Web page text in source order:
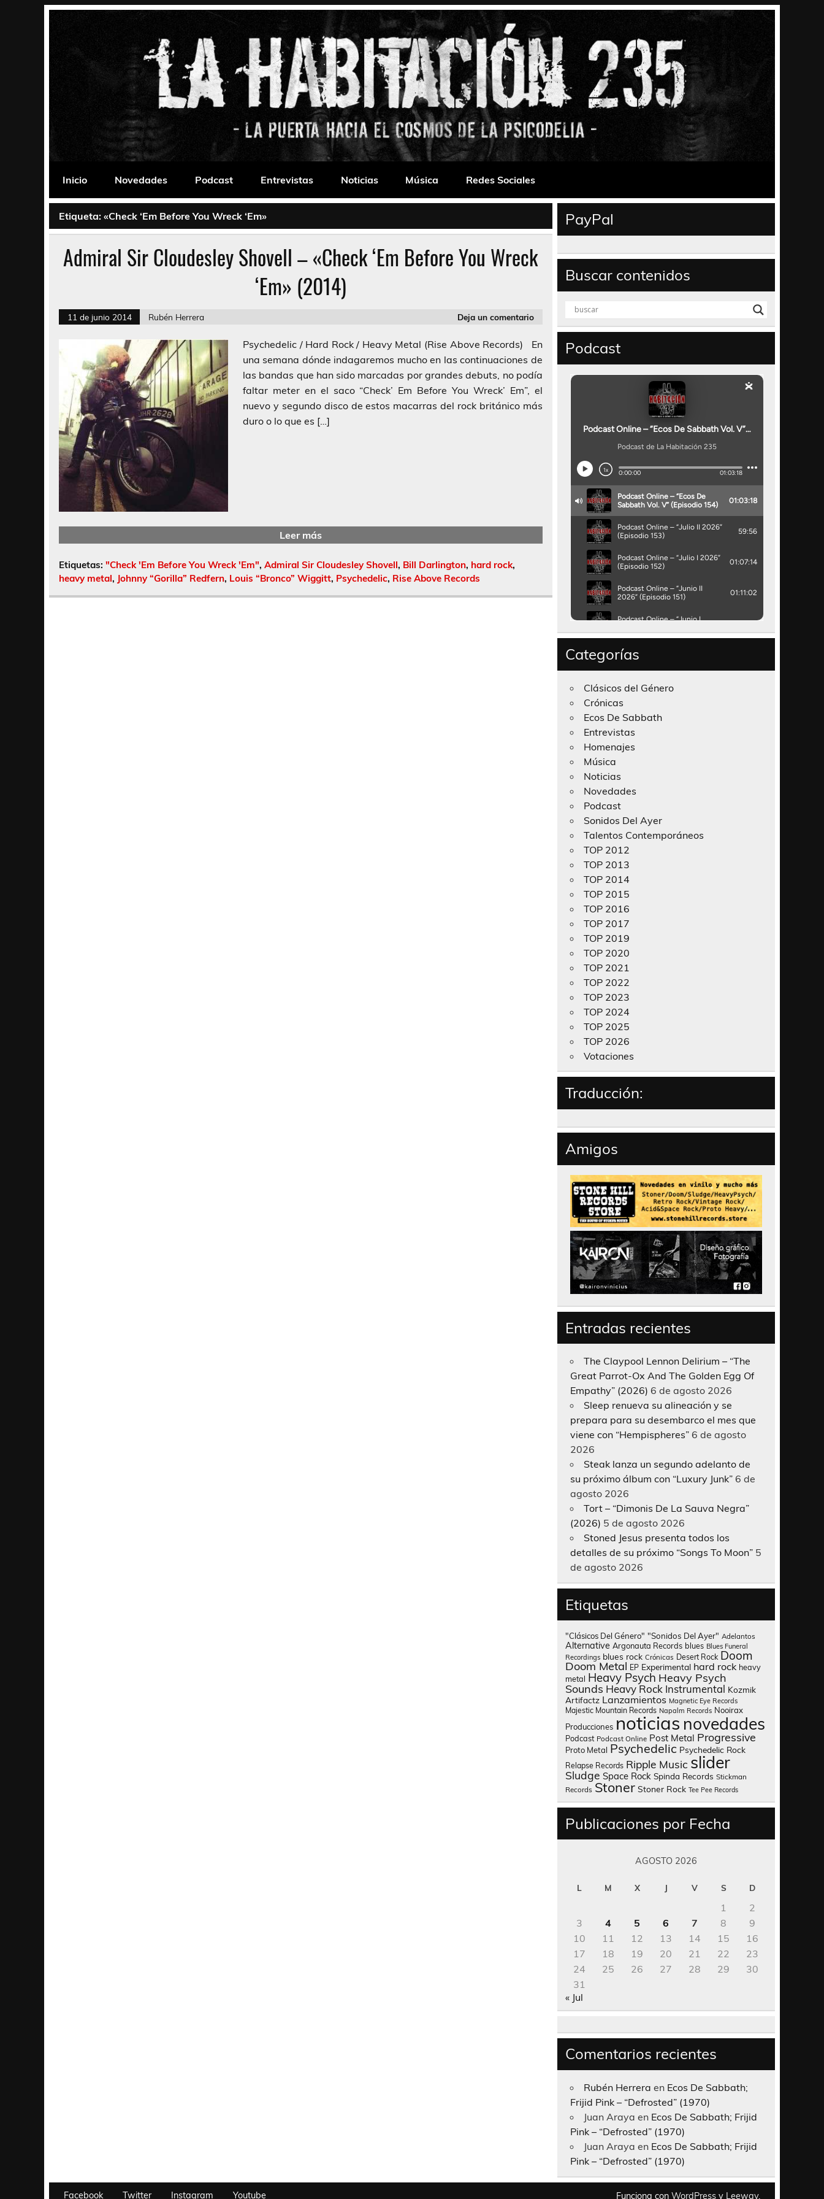
La Habitación 235
Inicio
Novedades Podcast Entrevistas Noticias Música Redes Sociales
Etiqueta: «Check ‘Em Before You Wreck ‘Em»
Admiral Sir Cloudesley Shovell – «Check ‘Em Before You Wreck
‘Em» (2014)
11 de junio 2014 Rubén Herrera Deja un comentario
Psychedelic / Hard Rock / Heavy Metal (Rise Above Records) En
una semana dónde indagaremos mucho en las continuaciones de
las bandas que han sido marcadas por grandes debuts, no podía
faltar meter en el saco “Check’ Em Before You Wreck’ Em”, el
nuevo y segundo disco de estos macarras del rock británico más
duro o lo que es […]
Leer más
Etiquetas: "Check 'Em Before You Wreck 'Em", Admiral Sir Cloudesley Shovell, Bill Darlington, hard rock,
heavy metal, Johnny “Gorilla” Redfern, Louis “Bronco” Wiggitt, Psychedelic, Rise Above Records
PayPal
Buscar contenidos
Podcast
Categorías
Clásicos del Género
Crónicas
Ecos De Sabbath
Entrevistas
Homenajes
Música
Noticias
Novedades
Podcast
Sonidos Del Ayer
Talentos Contemporáneos
TOP 2012
TOP 2013
TOP 2014
TOP 2015
TOP 2016
TOP 2017
TOP 2019
TOP 2020
TOP 2021
TOP 2022
TOP 2023
TOP 2024
TOP 2025
TOP 2026
Votaciones
Traducción:
Amigos
Entradas recientes
The Claypool Lennon Delirium – “The
Great Parrot-Ox And The Golden Egg Of
Empathy” (2026) 6 de agosto 2026
Sleep renueva su alineación y se
prepara para su desembarco el mes que
viene con “Hempispheres” 6 de agosto
2026
Steak lanza un segundo adelanto de
su próximo álbum con “Luxury Junk” 6 de
agosto 2026
Tort – “Dimonis De La Sauva Negra”
(2026) 5 de agosto 2026
Stoned Jesus presenta todos los
detalles de su próximo “Songs To Moon” 5
de agosto 2026
Etiquetas
"Clásicos Del Género" "Sonidos Del Ayer" Adelantos
Alternative Argonauta Records blues Blues Funeral
Recordings blues rock Crónicas Desert Rock Doom
Doom Metal EP Experimental hard rock heavy
metal Heavy Psych Heavy Psych
Sounds Heavy Rock Instrumental Kozmik
Artifactz Lanzamientos Magnetic Eye Records
Majestic Mountain Records Napalm Records Nooirax
Producciones noticias novedades
Podcast Podcast Online Post Metal Progressive
Proto Metal Psychedelic Psychedelic Rock
Relapse Records Ripple Music slider
Sludge Space Rock Spinda Records Stickman
Records Stoner Stoner Rock Tee Pee Records
Publicaciones por Fecha
AGOSTO 2026
L M X J V S D
1
2
3
4 5 6 7 8
9
10
11 12 13 14 15
16
17
18 19 20 21 22
23
24
25 26 27 28 29
30
31
« Jul
Comentarios recientes
Rubén Herrera en Ecos De Sabbath;
Frijid Pink – “Defrosted” (1970)
Juan Araya en Ecos De Sabbath; Frijid
Pink – “Defrosted” (1970)
Juan Araya en Ecos De Sabbath; Frijid
Pink – “Defrosted” (1970)
Facebook Twitter Instagram Youtube Funciona con WordPress y Leeway.